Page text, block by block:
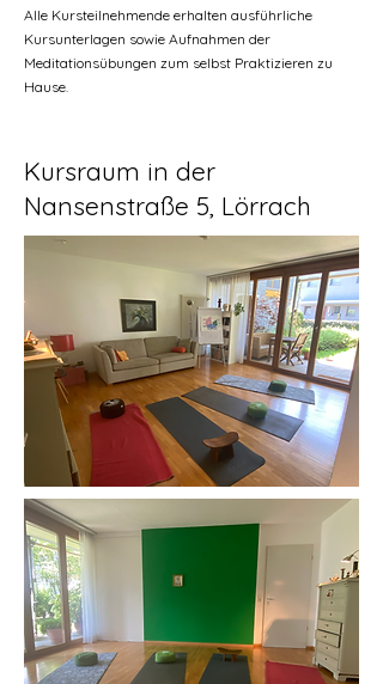
Alle Kursteilnehmende erhalten ausführliche
Kursunterlagen sowie Aufnahmen der
Meditationsübungen zum selbst Praktizieren zu
Hause.
Kursraum in der
Nansenstraße 5, Lörrach